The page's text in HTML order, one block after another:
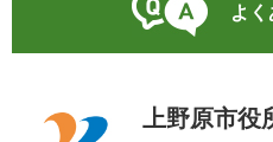
よ
上野原市役